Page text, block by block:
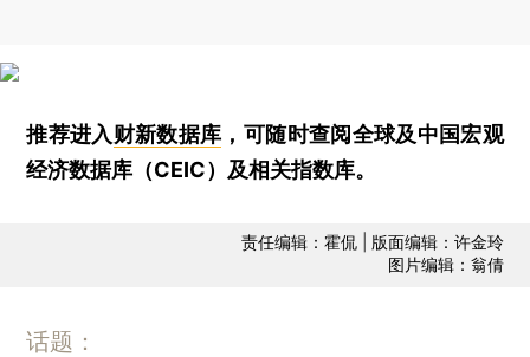
推荐进入财新数据库 ，可随时查阅全球及中国宏观
经济数据库（CEIC）及相关指数库。
责任编辑：霍侃 | 版面编辑：许金玲
图片编辑：翁倩
话题：